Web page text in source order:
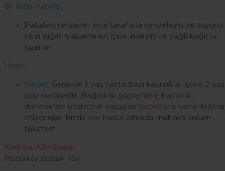
Ek Gıda Yapılışı;
Patatesi rendenin ince tarafıyla rendeleyin ve suyunu
sıkın diğer malzemeleri içine ekleyin ve yağlı kağıtta
kızartın.
Uyarı;
Susam; Genelde 1 yaş hatta bazı kaynaklar göre 2 yaş
sonrası önerilir. Bağışıklık güçlendirir. Hastalık
döneminde iştahsızlık yaşayan
lere verilir ki
atlatsınlar. Bizde her hasta olmada mutlaka susam
tüketiriz.
Mutfakta Bebek Var